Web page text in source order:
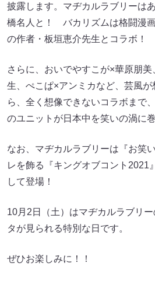
披露します。マヂカルラブリーは
橋名人と！ バカリズムは格闘漫画
の作者・板垣恵介先生とコラボ！
さらに、おいでやすこが×華原朋
生、ぺこぱ×アンミカなど、芸風
ら、全く想像できないコラボまで
のユニットが日本中を笑いの渦に
なお、マヂカルラブリーは『お笑
レを飾る『キングオブコント2021
して登場！
10月2日（土）はマヂカルラブリ
タが見られる特別な日です。
ぜひお楽しみに！！